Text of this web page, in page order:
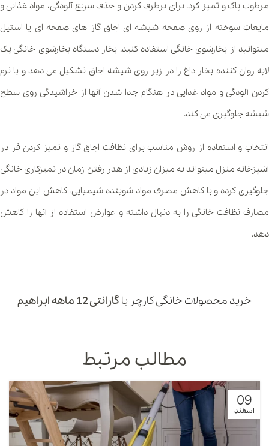
مرطوب پاک و تمیز کرد. برای برطرف کردن و حذف سریع آلودگی، مواد غذایی و
مایعات سوخته از روی صفحه شیشه ای اجاق گاز های صفحه ای یا استیل
میتوانید از بخارشوی خانگی استفاده کنید. بخار دستگاه بخارشوی خانگی یک
لایه روان کننده بخار داغ را در زیر روی شیشه اجاق تشکیل می دهد و با نرم
کردن آلودگی و مواد غذایی در هنگام جدا شدن آنها از خراشیدگی روی سطح
شیشه جلوگیری می کند.
انتخاب و استفاده از روش مناسب برای نظافت اجاق گاز و تمیز کردن فر در
آشپزخانه منزل میتواند به میزان زیادی از هدر رفتن زمان در تمیزکاری خانگی
جلوگیری کرده و با کاهش مصرف مواد شوینده شیمیایی، کاهش این مواد در
مصارف نظافت خانگی را به دنبال داشته و عوارض استفاده از آنها را کاهش
دهد.
خرید محصولات خانگی کارچر با گارانتی 12 ماهه ابراهیم
مطالب مرتبط
09
اسفند